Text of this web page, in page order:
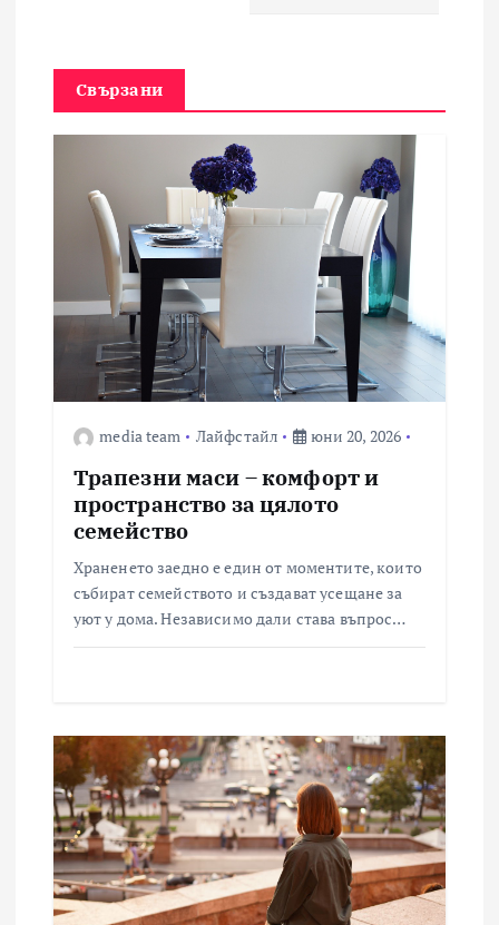
я Свързани
media team Лайфстайл юни 20, 2026
Трапезни маси – комфорт и
пространство за цялото
семейство
Храненето заедно е един от моментите, които
събират семейството и създават усещане за
уют у дома. Независимо дали става въпрос…